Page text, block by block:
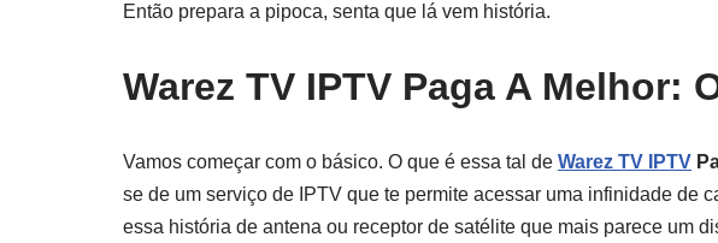
Então prepara a pipoca, senta que lá vem história.
Warez TV IPTV Paga A Melhor:
Vamos começar com o básico. O que é essa tal de Warez TV IPTV
se de um serviço de IPTV que te permite acessar uma infinidade de
essa história de antena ou receptor de satélite que mais parece um